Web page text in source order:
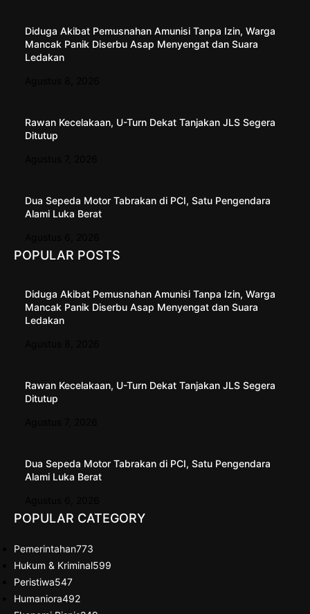
Diduga Akibat Pemusnahan Amunisi Tanpa Izin, Warga
Mancak Panik Diserbu Asap Menyengat dan Suara
Ledakan
Rawan Kecelakaan, U-Turn Dekat Tanjakan JLS Segera
Ditutup
Dua Sepeda Motor Tabrakan di PCI, Satu Pengendara
Alami Luka Berat
POPULAR POSTS
Diduga Akibat Pemusnahan Amunisi Tanpa Izin, Warga
Mancak Panik Diserbu Asap Menyengat dan Suara
Ledakan
Rawan Kecelakaan, U-Turn Dekat Tanjakan JLS Segera
Ditutup
Dua Sepeda Motor Tabrakan di PCI, Satu Pengendara
Alami Luka Berat
POPULAR CATEGORY
Pemerintahan773
Hukum & Kriminal599
Peristiwa547
Humaniora492